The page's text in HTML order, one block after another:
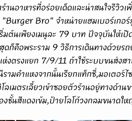
านอาหารที่อร่อยเด็ดและน่าสนใจรีวิว
Bro" จำหน่ายแฮมเบอร์เกอ
ต้นเพียงเมนูละ 79 บาท ปัจจุบันให้เปิ
ดก็คือพระราม 9 วิธีการเดินทางด้วย
ตรงแยก 7/9/11 ถ้าใช้ระบบขนส่งส
คำแหงจากนั้นเรียกแท็กซี่,มอเตอร์ไ
มตรเลี้ยวเข้าซอยตัวร้านอยู่ทางด้าน
ชั้นสีแดงเข้ม,ป้ายโลโก้วงกลมขนาดใ